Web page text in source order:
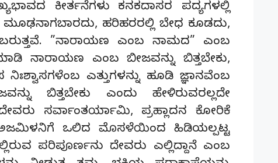
ಕೀರ್ತನೆಗಳು ಕನಕದಾಸರ ಪದ್ಯಗಳಲ್ಲಿ
ಮೂಢನಾಗಬಾರದು, ಹರಿಹರರಲ್ಲಿ ಬೇಧ ಕೂಡದು,
”ನಾರಾಯಣ ಎಂಬ ನಾಮದ” ಎಂಬ
ನಾರಾಯಣ ಎಂಬ ಬೀಜವನ್ನು ಬಿತ್ತಬೇಕು,
ಎತ್ತುಗಳನ್ನು ಹೂಡಿ ಜ್ಞಾನವೆಂಬ
ಬಿತ್ತಬೇಕು ಎಂದು ಹೇಳಿರುವರಲ್ಲದೇ
ಸರ್ವಾಂತರ್ಯಾಮಿ, ಪ್ರಹ್ಲಾದನ ಕೋರಿಕೆ
ಒಲಿದ ಮೊಸಳೆಯಿಂದ ಹಿಡಿಯಲ್ಪಟ್ಟ
ಪರಿಪೂರ್ಣನು ದೇವರು ಎಲ್ಲಿದ್ದಾನೆ ಎಂಬ